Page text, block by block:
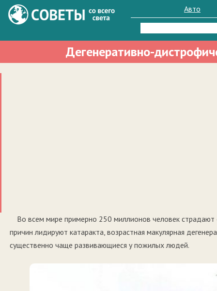
Авто
Найти:
Дегенеративно-
Во всем мире примерно 250 миллионов человек страдают
причин лидируют катаракта, возрастная макулярная
существенно чаще развивающиеся у пожилых людей.